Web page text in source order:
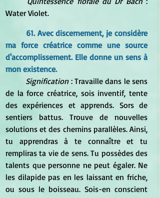
Water Violet.
61. Avec discernement, je considère
ma force créatrice comme une source
d'accomplissement. Elle donne un sens à
mon existence.
Signification : Travaille dans le sens
de la force créatrice, sois inventif, tente
des expériences et apprends. Sors de
sentiers battus. Trouve de nouvelles
solutions et des chemins parallèles. Ainsi,
tu apprendras à te connaître et tu
rempliras ta vie de sens. Tu possèdes des
talents que personne ne peut égaler. Ne
les dilapide pas en les laissant en friche,
ou sous le boisseau. Sois-en conscient